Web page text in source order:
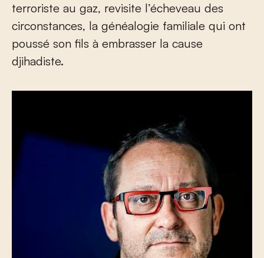
terroriste au gaz, revisite l’écheveau des
circonstances, la généalogie familiale qui ont
poussé son fils à embrasser la cause
djihadiste.